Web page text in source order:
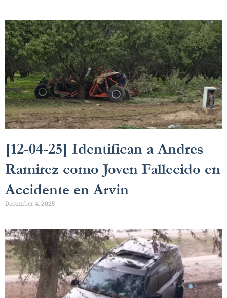
[12-04-25] Identifican a Andres
Ramirez como Joven Fallecido en
Accidente en Arvin
December 4, 2025